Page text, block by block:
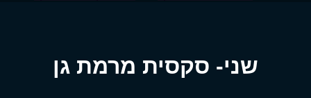
שני- סקסית מרמת גן